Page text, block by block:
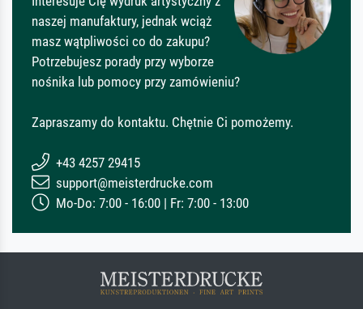
naszej manufaktury, jednak wciąż
masz wątpliwości co do zakupu?
Potrzebujesz porady przy wyborze
nośnika lub pomocy przy zamówieniu?
Zapraszamy do kontaktu. Chętnie Ci pomożemy.
+43 4257 29415
support@meisterdrucke.com
Mo-Do: 7:00 - 16:00 | Fr: 7:00 - 13:00